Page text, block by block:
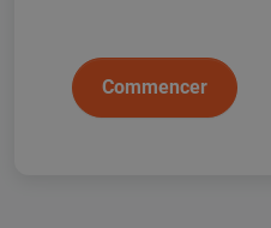
Commencer